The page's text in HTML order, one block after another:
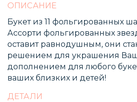
ОПИСАНИЕ
Букет из 11 фольгированных
Ассорти фольгированных
оставит равнодушным, они
решением для украшения
дополнением для любого
ваших близких и детей!
ДЕТАЛИ